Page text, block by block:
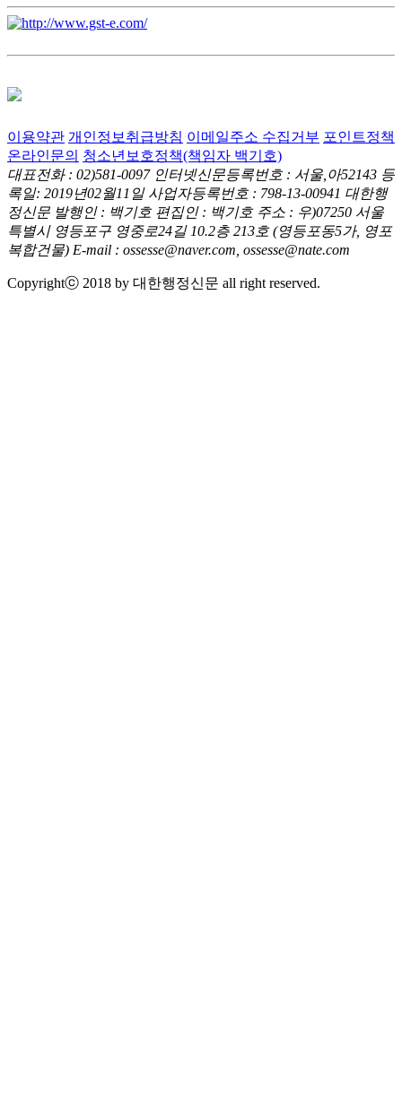
이용약관 개인정보취급방침 이메일주소 수집거부 포인트정책
온라인문의 청소년보호정책(책임자 백기호)
대표전화 : 02)581-0097 인터넷신문등록번호 : 서울,아52143 등
록일: 2019년02월11일 사업자등록번호 : 798-13-00941 대한행
정신문 발행인 : 백기호 편집인 : 백기호 주소 : 우)07250 서울
특별시 영등포구 영중로24길 10.2층 213호 (영등포동5가, 영포
복합건물) E-mail : ossesse@naver.com, ossesse@nate.com
Copyrightⓒ 2018 by 대한행정신문 all right reserved.